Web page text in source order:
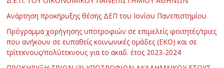
Ανάρτηση προκήρυξης θέσης ΔΕΠ του Ιονίου Πανεπιστημίου
Πρόγραμμα χορήγησης υποτροφιών σε επιμελείς φοιτητές/τριες
που ανήκουν σε ευπαθείς κοινωνικές ομάδες (ΕΚΟ) και σε
τρίτεκνους/πολύτεκνους για το ακαδ. έτος 2023-2024